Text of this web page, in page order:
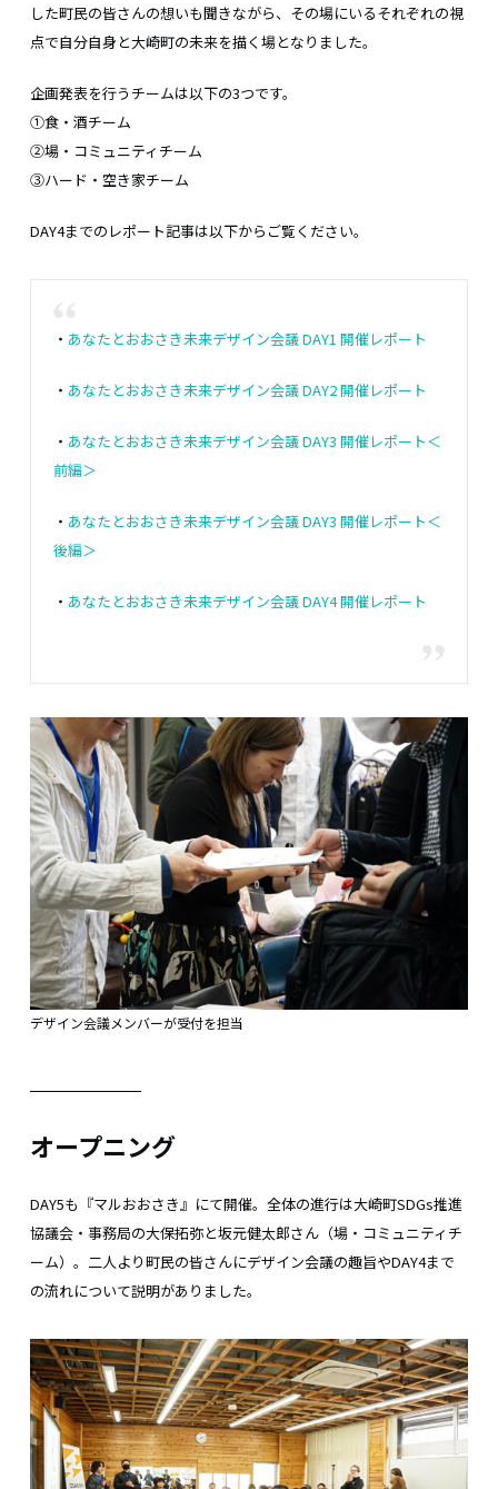
した町民の皆さんの想いも聞きながら、その場にいるそれぞれの視
点で自分自身と大崎町の未来を描く場となりました。
企画発表を行うチームは以下の3つです。
①食・酒チーム
②場・コミュニティチーム
③ハード・空き家チーム
DAY4までのレポート記事は以下からご覧ください。
・ あなたとおおさき未来デザイン会議 DAY1 開催レポート
・ あなたとおおさき未来デザイン会議 DAY2 開催レポート
・ あなたとおおさき未来デザイン会議 DAY3 開催レポート＜
前編＞
・ あなたとおおさき未来デザイン会議 DAY3 開催レポート＜
後編＞
・ あなたとおおさき未来デザイン会議 DAY4 開催レポート
デザイン会議メンバーが受付を担当
オープニング
DAY5も『マルおおさき』にて開催。全体の進行は大崎町SDGs推進
協議会・事務局の大保拓弥と坂元健太郎さん（場・コミュニティチ
ーム）。二人より町民の皆さんにデザイン会議の趣旨やDAY4まで
の流れについて説明がありました。